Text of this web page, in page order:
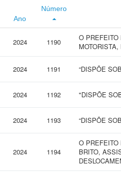
Ano
Número
2024 1190
O
2024 1191 “DISPÕE
2024 1192 "DISPÕE
2024 1193 “DISPÕE
2024 1194
O PREFEITO
BRITO,